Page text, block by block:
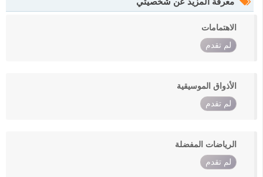
الاهتمامات
لم تقدم
الأذواق الموسيقية
لم تقدم
الرياضات المفضلة
لم تقدم